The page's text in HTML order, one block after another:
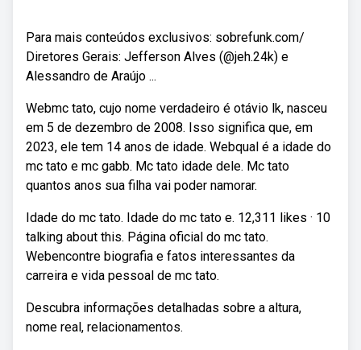
Para mais conteúdos exclusivos: sobrefunk.com/
Diretores Gerais: Jefferson Alves (@jeh.24k) e
Alessandro de Araújo ...
Webmc tato, cujo nome verdadeiro é otávio lk, nasceu
em 5 de dezembro de 2008. Isso significa que, em
2023, ele tem 14 anos de idade. Webqual é a idade do
mc tato e mc gabb. Mc tato idade dele. Mc tato
quantos anos sua filha vai poder namorar.
Idade do mc tato. Idade do mc tato e. 12,311 likes · 10
talking about this. Página oficial do mc tato.
Webencontre biografia e fatos interessantes da
carreira e vida pessoal de mc tato.
Descubra informações detalhadas sobre a altura,
nome real, relacionamentos.